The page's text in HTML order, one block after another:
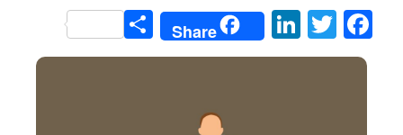
Facebook
Twitter
LinkedIn
Share
Share